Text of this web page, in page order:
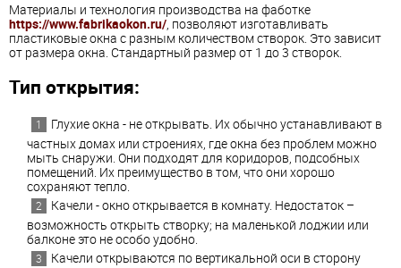
Материалы и технология производства на фаботке
https://www.fabrikaokon.ru/, позволяют изготавливать
пластиковые окна с разным количеством створок. Это зависит
от размера окна. Стандартный размер от 1 до 3 створок.
Тип открытия:
Глухие окна - не открывать. Их обычно устанавливают в
частных домах или строениях, где окна без проблем можно
мыть снаружи. Они подходят для коридоров, подсобных
помещений. Их преимущество в том, что они хорошо
сохраняют тепло.
Качели - окно открывается в комнату. Недостаток –
возможность открыть створку; на маленькой лоджии или
балконе это не особо удобно.
Качели открываются по вертикальной оси в сторону